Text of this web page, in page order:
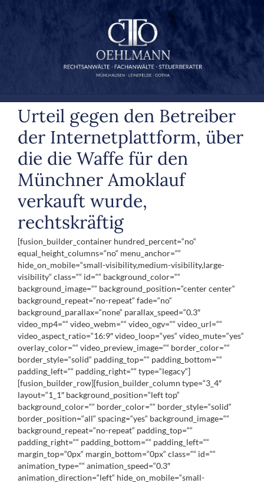
Urteil gegen den Betreiber
der Internetplattform, über
die die Waffe für den
Münchner Amoklauf
verkauft wurde,
rechtskräftig
[fusion_builder_container hundred_percent=“no“
equal_height_columns=“no“ menu_anchor=““
hide_on_mobile=“small-visibility,medium-visibility,large-
visibility“ class=““ id=““ background_color=““
background_image=““ background_position=“center center“
background_repeat=“no-repeat“ fade=“no“
background_parallax=“none“ parallax_speed=“0.3″
video_mp4=““ video_webm=““ video_ogv=““ video_url=““
video_aspect_ratio=“16:9″ video_loop=“yes“ video_mute=“yes“
overlay_color=““ video_preview_image=““ border_color=““
border_style=“solid“ padding_top=““ padding_bottom=““
padding_left=““ padding_right=““ type=“legacy“]
[fusion_builder_row][fusion_builder_column type=“3_4″
layout=“1_1″ background_position=“left top“
background_color=““ border_color=““ border_style=“solid“
border_position=“all“ spacing=“yes“ background_image=““
background_repeat=“no-repeat“ padding_top=““
padding_right=““ padding_bottom=““ padding_left=““
margin_top=“0px“ margin_bottom=“0px“ class=““ id=““
animation_type=““ animation_speed=“0.3″
animation_direction=“left“ hide_on_mobile=“small-